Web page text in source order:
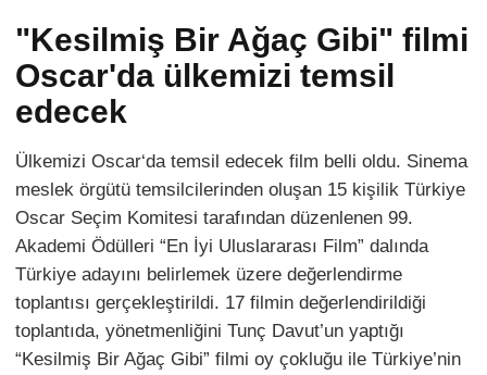
"Kesilmiş Bir Ağaç Gibi" filmi
Oscar'da ülkemizi temsil
edecek
Ülkemizi Oscar‘da temsil edecek film belli oldu. Sinema
meslek örgütü temsilcilerinden oluşan 15 kişilik Türkiye
Oscar Seçim Komitesi tarafından düzenlenen 99.
Akademi Ödülleri “En İyi Uluslararası Film” dalında
Türkiye adayını belirlemek üzere değerlendirme
toplantısı gerçekleştirildi. 17 filmin değerlendirildiği
toplantıda, yönetmenliğini Tunç Davut’un yaptığı
“Kesilmiş Bir Ağaç Gibi” filmi oy çokluğu ile Türkiye’nin